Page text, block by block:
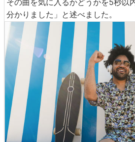
分かりました」と述べました。